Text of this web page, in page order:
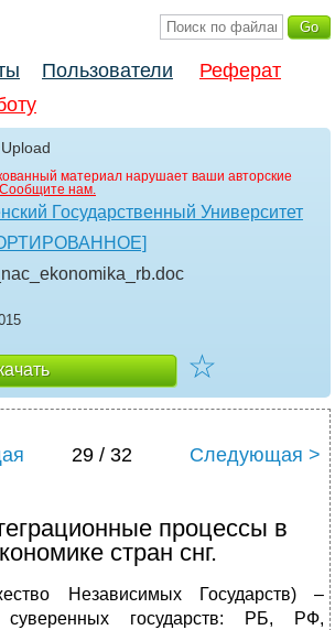
Пользователи
Реферат
Upload
материал нарушает ваши авторские
Сообщите нам.
Государственный Университет
.doc
☆
29 / 32 Следующая >
процессы в
стран снг.
Независимых Государств) –
суверенных государств: РБ, РФ,